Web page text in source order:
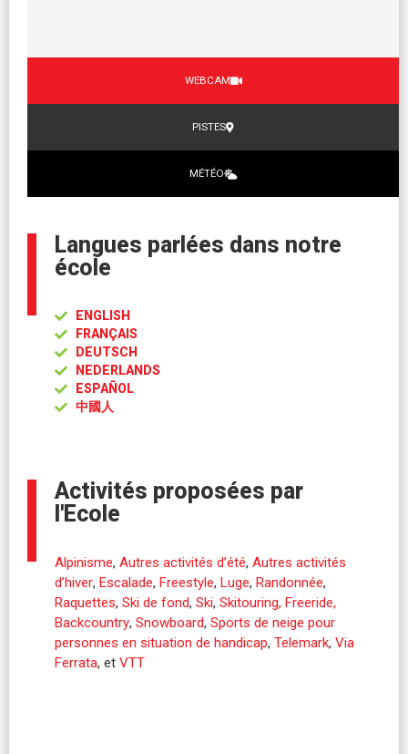
WEBCAM
PISTES
MÉTÉO
Langues parlées dans notre
école
ENGLISH
FRANÇAIS
DEUTSCH
NEDERLANDS
ESPAÑOL
中國人
Activités proposées par
l'Ecole
Alpinisme, Autres activités d’été, Autres activités
d’hiver, Escalade, Freestyle, Luge, Randonnée,
Raquettes, Ski de fond, Ski, Skitouring, Freeride,
Backcountry, Snowboard, Sports de neige pour
personnes en situation de handicap, Telemark, Via
Ferrata, et VTT